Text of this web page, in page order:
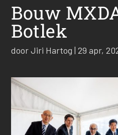
Bouw
Botlek
doorJiri Hartog |29 apr,